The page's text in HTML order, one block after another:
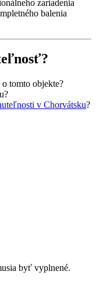
zariadenia
balenia
o tomto objekte?
?
v Chorvátsku?
byť vyplnené.